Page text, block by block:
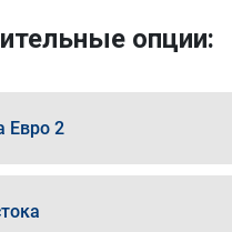
опции:
Евро 2